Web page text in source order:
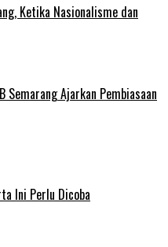
Ketika Nasionalisme dan
Semarang Ajarkan Pembiasaan
Ini Perlu Dicoba